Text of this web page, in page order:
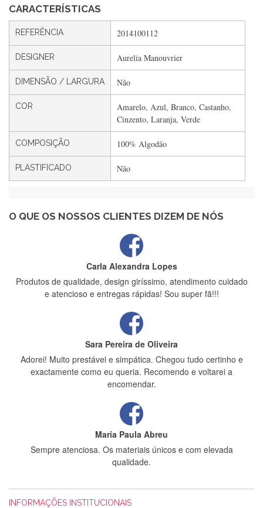
CARACTERÍSTICAS
REFERÊNCIA 2014100112
DESIGNER Aurelia Manouvrier
DIMENSÃO / LARGURA Não
COR
Amarelo, Azul, Branco, Castanho,
Cinzento, Laranja, Verde
COMPOSIÇÃO 100% Algodão
PLASTIFICADO Não
O QUE OS NOSSOS CLIENTES DIZEM DE NÓS
Silvia André
Gostei ,Serviço bastante rápido. recomendo
Filipa Freire
Rápido, atendimento 5*. Hoje chegará a segunda encomenda
feita de muitas certamente❤️
estrelas
Carla Alexandra Lopes
Produtos de qualidade, design giríssimo, atendimento cuidado
e atencioso e entregas rápidas! Sou super fã!!!
Sara Pereira de Oliveira
Adorei! Muito prestável e simpática. Chegou tudo certinho e
exactamente como eu queria. Recomendo e voltarei a
encomendar.
Maria Paula Abreu
Sempre atenciosa. Os materiais únicos e com elevada
qualidade.
INFORMAÇÕES INSTITUCIONAIS